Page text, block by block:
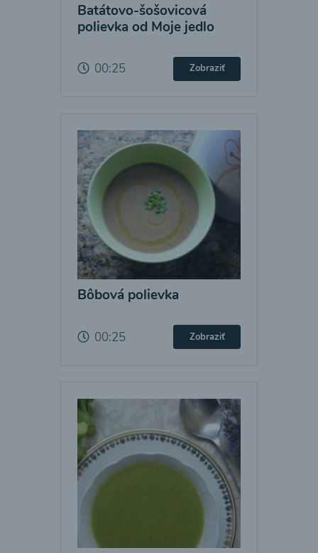
Batátovo-šošovicová
polievka od Moje jedlo
00:25 Zobraziť
Bôbová polievka
00:25 Zobraziť